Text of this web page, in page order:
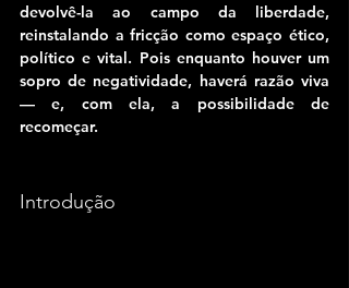
devolvê-la ao campo da liberdade,
reinstalando a fricção como espaço ético,
político e vital. Pois enquanto houver um
sopro de negatividade, haverá razão viva
— e, com ela, a possibilidade de
recomeçar.
Introdução